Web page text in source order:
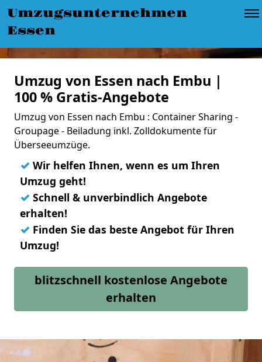
Umzugsunternehmen
Essen
Umzug von Essen nach Embu |
100 % Gratis-Angebote
Umzug von Essen nach Embu : Container Sharing -
Groupage - Beiladung inkl. Zolldokumente für
Überseeumzüge.
✓ Wir helfen Ihnen, wenn es um Ihren
Umzug geht!
✓ Schnell & unverbindlich Angebote
erhalten!
✓ Finden Sie das beste Angebot für Ihren
Umzug!
blitzschnell kostenlose Angebote
erhalten